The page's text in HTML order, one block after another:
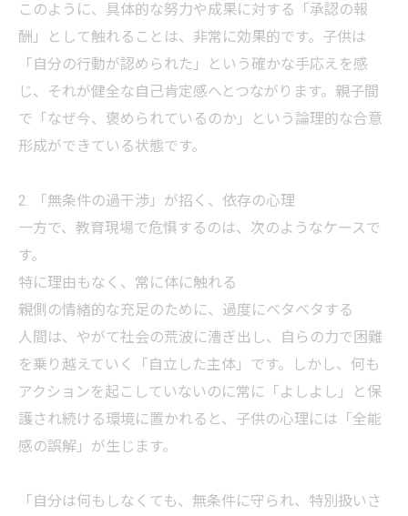
このように、具体的な努力や成果に対する「承認の報
酬」として触れることは、非常に効果的です。子供は
「自分の行動が認められた」という確かな手応えを感
じ、それが健全な自己肯定感へとつながります。親子間
で「なぜ今、褒められているのか」という論理的な合意
形成ができている状態です。
2. 「無条件の過干渉」が招く、依存の心理
一方で、教育現場で危惧するのは、次のようなケースで
す。
特に理由もなく、常に体に触れる
親側の情緒的な充足のために、過度にベタベタする
人間は、やがて社会の荒波に漕ぎ出し、自らの力で困難
を乗り越えていく「自立した主体」です。しかし、何も
アクションを起こしていないのに常に「よしよし」と保
護され続ける環境に置かれると、子供の心理には「全能
感の誤解」が生じます。
「自分は何もしなくても、無条件に守られ、特別扱いさ